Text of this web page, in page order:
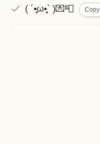
( ´•̥̥̥ω•̥̥̥` )💌📮 Copy